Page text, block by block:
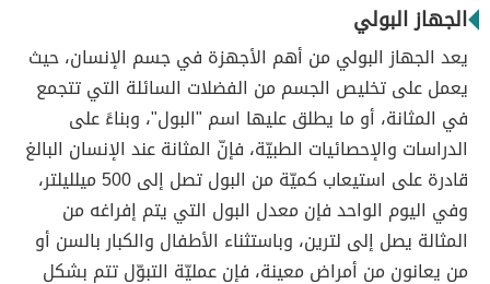
الجهاز البولي
يعد الجهاز البولي من أهم الأجهزة في جسم الإنسان، حيث
يعمل على تخليص الجسم من الفضلات السائلة التي تتجمع
في المثانة، أو ما يطلق عليها اسم "البول"، وبناءً على
الدراسات والإحصائيات الطبيّة، فإنّ المثانة عند الإنسان البالغ
قادرة على استيعاب كميّة من البول تصل إلى 500 ميلليلتر،
وفي اليوم الواحد فإن معدل البول التي يتم إفراغه من
المثالة يصل إلى لترين، وباستثناء الأطفال والكبار بالسن أو
من يعانون من أمراض معينة، فإن عمليّة التبوّل تتم بشكل